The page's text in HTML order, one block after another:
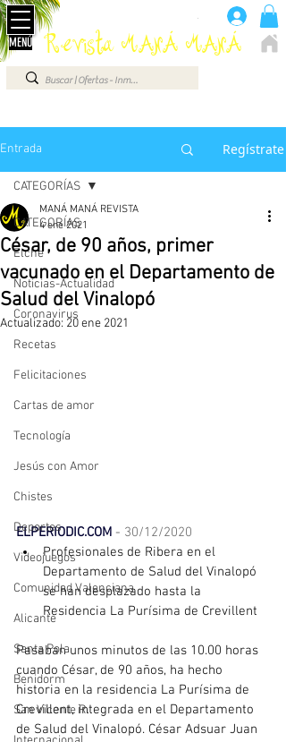
Revista MANÁ MANÁ
Anúnciate aquí 660 07 87 87
.
MENÚ
Entrada Regístrate
CATEGORÍAS
Elche
Noticias-Actualidad
Coronavirus
Recetas
Felicitaciones
Cartas de amor
Tecnología
Jesús con Amor
Chistes
Deportes
Videojuegos
Comunidad Valenciana
Alicante
Santa Pola
Benidorm
San Vicente R.
CATEGORÍAS
César, de 90 años, primer
vacunado en el Departamento de
Salud del Vinalopó
MANÁ MANÁ REVISTA
4 ene 2021
Actualizado: 20 ene 2021
ELPERIODIC.COM - 30/12/2020
Profesionales de Ribera en el
Departamento de Salud del Vinalopó
se han desplazado hasta la
Residencia La Purísima de Crevillent
Pasaban unos minutos de las 10.00 horas
cuando César, de 90 años, ha hecho
historia en la residencia La Purísima de
Crevillent, integrada en el Departamento
de Salud del Vinalopó. César Adsuar Juan